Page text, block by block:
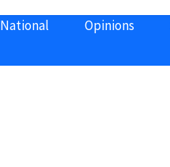
National Opinions